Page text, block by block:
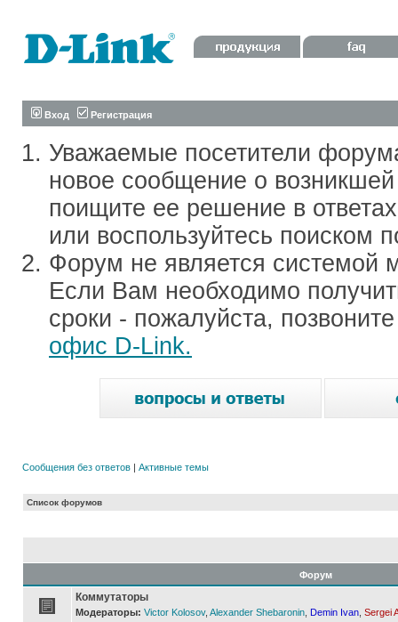
Вход Регистрация
Уважаемые посетители
новое сообщение о
поищите ее решение в
или воспользуйтесь поиском
Форум не является системой
Если Вам необходимо
сроки - пожалуйста,
офис D-Link.
Сообщения без ответов | Активные темы
Список форумов
Форум
Коммутаторы
Модераторы: Victor Kolosov, Alexander Shebaronin Demin Ivan Sergei